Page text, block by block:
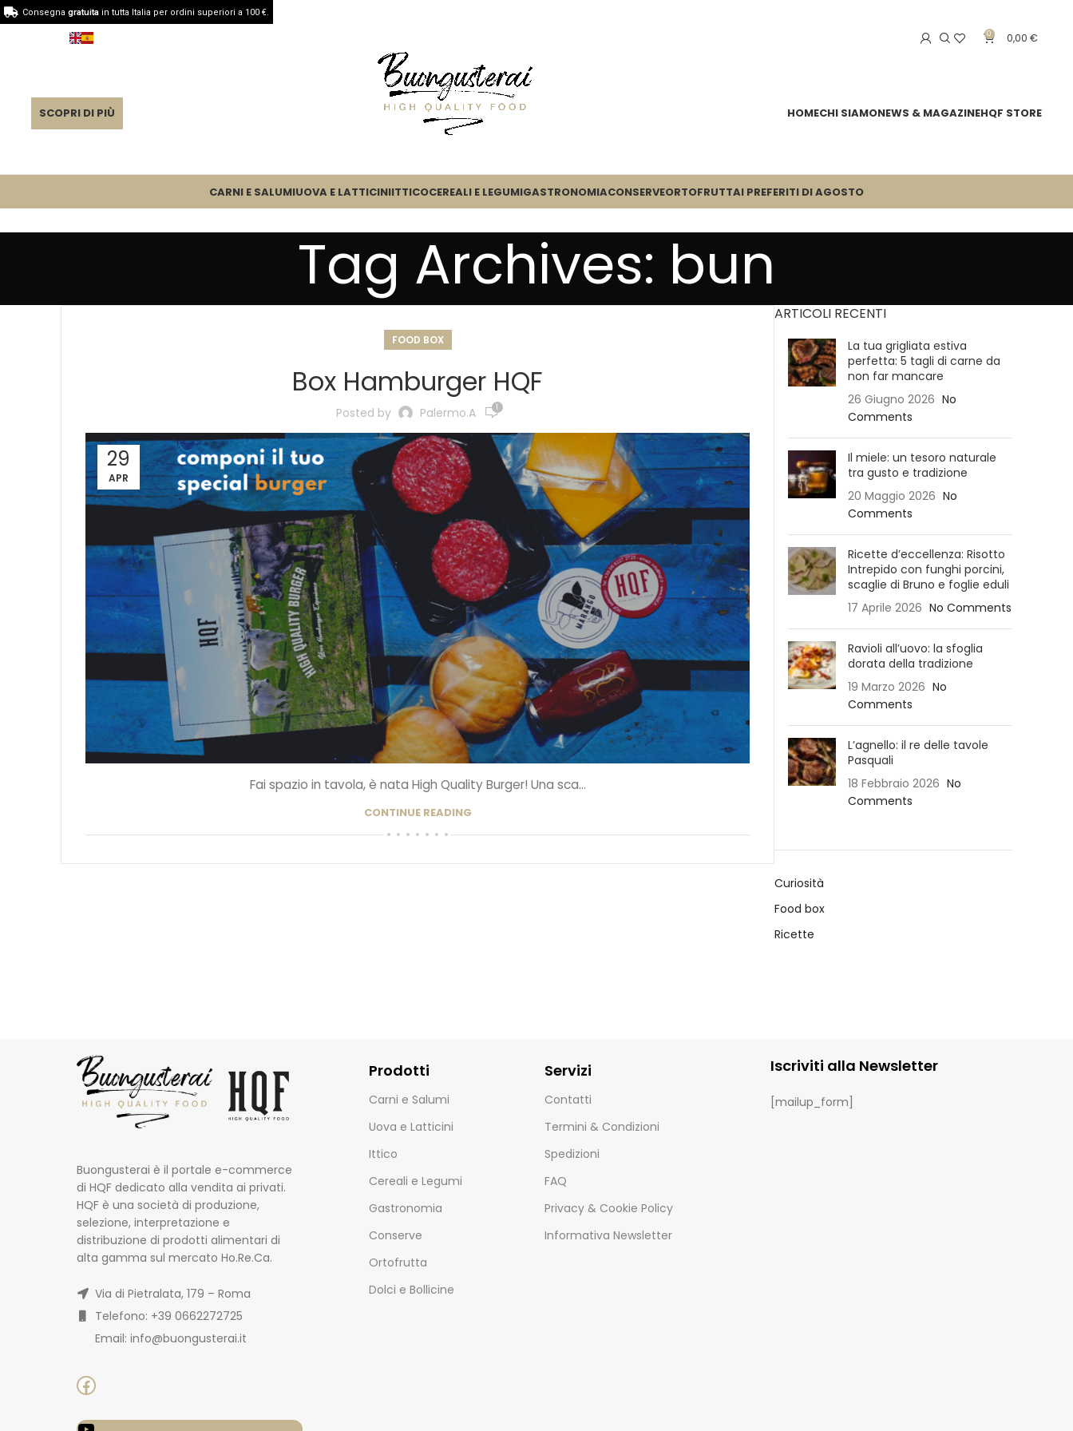
0 0,00€
SCOPRI DI PIÙ HOMECHI SIAMONEWS & MAGAZINEHQF STORE
CARNI E SALUMIUOVA E LATTICINIITTICOCEREALI E LEGUMIGASTRONOMIACONSERVEORTOFRUTTAI PREFERITI DI AGOSTO
Tag Archives: bun
FOOD BOX
Box Hamburger HQF
Posted by Palermo.a 1
29
APR
Fai spazio in tavola, è nata High Quality Burger! Una sca...
CONTINUE READING
ARTICOLI RECENTI
La tua grigliata estiva
perfetta: 5 tagli di carne da
non far mancare
26 Giugno 2026 No
Comments
Il miele: un tesoro naturale
tra gusto e tradizione
20 Maggio 2026 No
Comments
Ricette d’eccellenza: Risotto
Intrepido con funghi porcini,
scaglie di Bruno e foglie eduli
17 Aprile 2026 No Comments
Ravioli all’uovo: la sfoglia
dorata della tradizione
19 Marzo 2026 No
Comments
L’agnello: il re delle tavole
Pasquali
18 Febbraio 2026 No
Comments
Curiosità
Food box
Ricette
Buongusterai è il portale e-commerce
di HQF dedicato alla vendita ai privati.
HQF è una società di produzione,
selezione, interpretazione e
distribuzione di prodotti alimentari di
alta gamma sul mercato Ho.Re.Ca.
Via di Pietralata, 179 – Roma
Telefono: +39 0662272725
Email: info@buongusterai.it
Prodotti
Carni e Salumi
Uova e Latticini
Ittico
Cereali e Legumi
Gastronomia
Conserve
Ortofrutta
Dolci e Bollicine
Servizi
Contatti
Termini & Condizioni
Spedizioni
FAQ
Privacy & Cookie Policy
Informativa Newsletter
Iscriviti alla Newsletter
[mailup_form]
Consegna gratuitain tutta Italia per ordini superiori a 100 €.